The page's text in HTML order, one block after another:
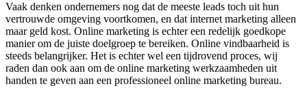
Vaak denken ondernemers nog dat de meeste leads toch uit hun
vertrouwde omgeving voortkomen, en dat internet marketing alleen
maar geld kost. Online marketing is echter een redelijk goedkope
manier om de juiste doelgroep te bereiken. Online vindbaarheid is
steeds belangrijker. Het is echter wel een tijdrovend proces, wij
raden dan ook aan om de online marketing werkzaamheden uit
handen te geven aan een professioneel online marketing bureau.